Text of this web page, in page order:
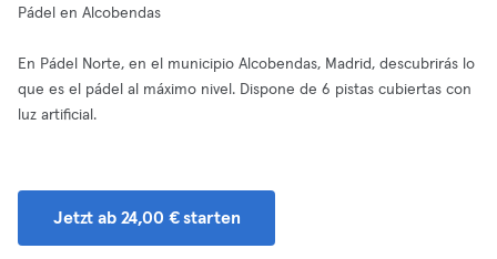
Pádel en Alcobendas
En Pádel Norte, en el municipio Alcobendas, Madrid, descubrirás lo
que es el pádel al máximo nivel. Dispone de 6 pistas cubiertas con
luz artificial.
Jetzt ab 24,00 € starten